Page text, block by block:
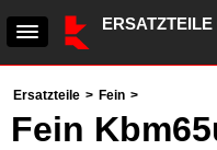
Ersatzteile > Fein >
Fein